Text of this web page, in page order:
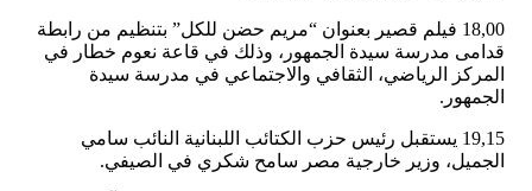
18,00 فيلم قصير بعنوان “مريم حضن للكل” بتنظيم من رابطة
قدامى مدرسة سيدة الجمهور، وذلك في قاعة نعوم خطار في
المركز الرياضي، الثقافي والاجتماعي في مدرسة سيدة
الجمهور.
19,15 يستقبل رئيس حزب الكتائب اللبنانية النائب سامي
الجميل، وزير خارجية مصر سامح شكري في الصيفي.